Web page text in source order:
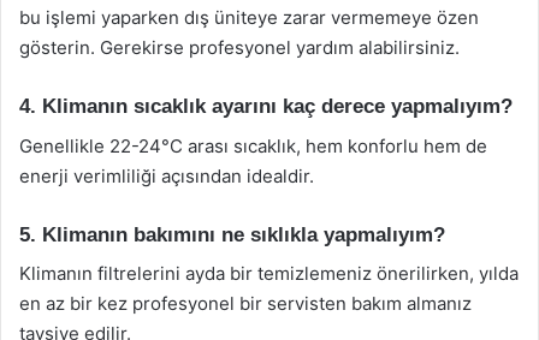
bu işlemi yaparken dış üniteye zarar vermemeye özen
gösterin. Gerekirse profesyonel yardım alabilirsiniz.
4. Klimanın sıcaklık ayarını kaç derece yapmalıyım?
Genellikle 22-24°C arası sıcaklık, hem konforlu hem de
enerji verimliliği açısından idealdir.
5. Klimanın bakımını ne sıklıkla yapmalıyım?
Klimanın filtrelerini ayda bir temizlemeniz önerilirken, yılda
en az bir kez profesyonel bir servisten bakım almanız
tavsiye edilir.